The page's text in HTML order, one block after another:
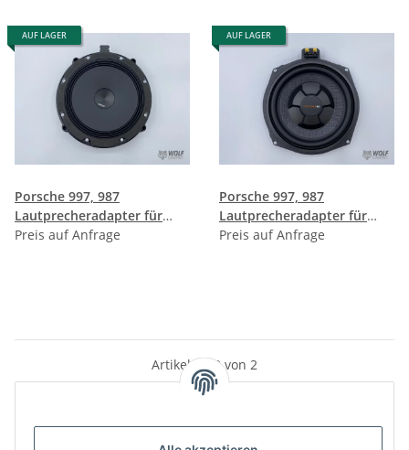
AUF LAGER
Porsche 997, 987
Lautprecheradapter für
Audison Prima AP8
Preis auf Anfrage
AUF LAGER
Porsche 997, 987
Lautprecheradapter für
MATCH UP W8BMW-S
Preis auf Anfrage
Artikel 1 - 2 von 2